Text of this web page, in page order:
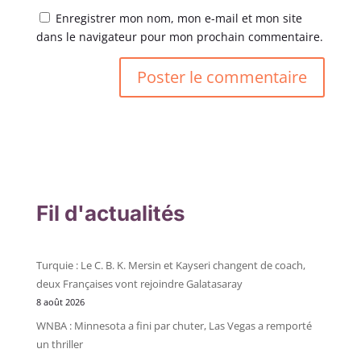
Enregistrer mon nom, mon e-mail et mon site
dans le navigateur pour mon prochain commentaire.
Fil d'actualités
Turquie : Le C. B. K. Mersin et Kayseri changent de coach,
deux Françaises vont rejoindre Galatasaray
8 août 2026
WNBA : Minnesota a fini par chuter, Las Vegas a remporté
un thriller